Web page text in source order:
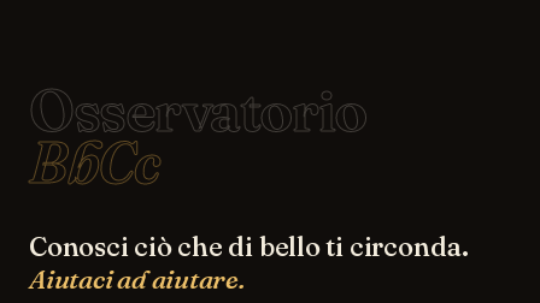
Osservatorio
BbCc
Conosci ciò che di bello ti circonda.
Aiutaci ad aiutare.